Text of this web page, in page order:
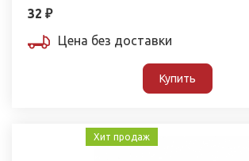
32 ₽
Цена без доставки
Купить
Хит продаж